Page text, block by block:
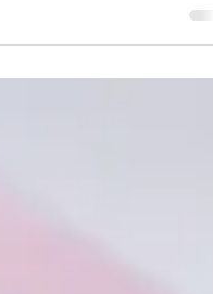
Ik lees een artikel op een
gemiddeld netto salaris per